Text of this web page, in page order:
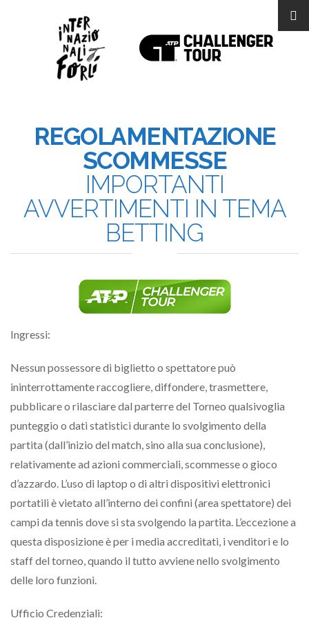
REGOLAMENTAZIONE
SCOMMESSE
IMPORTANTI
AVVERTIMENTI IN TEMA
BETTING
Ingressi:
Nessun possessore di biglietto o spettatore può
ininterrottamente raccogliere, diffondere, trasmettere,
pubblicare o rilasciare dal parterre del Torneo qualsivoglia
punteggio o dati statistici durante lo svolgimento della
partita (dall’inizio del match, sino alla sua conclusione),
relativamente ad azioni commerciali, scommesse o gioco
d’azzardo. L’uso di laptop o di altri dispositivi elettronici
portatili è vietato all’interno dei confini (area spettatore) dei
campi da tennis dove si sta svolgendo la partita. L’eccezione a
questa disposizione è per i media accreditati, i venditori e lo
staff del torneo, quando il tutto avviene nello svolgimento
delle loro funzioni.
Ufficio Credenziali: